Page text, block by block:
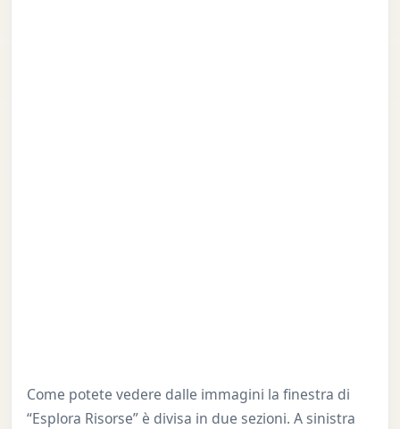
Come potete vedere dalle immagini la finestra di
“Esplora Risorse” è divisa in due sezioni. A sinistra